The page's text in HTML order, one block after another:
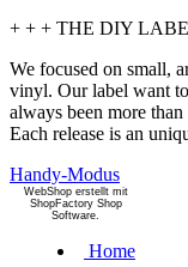
+ + + THE DIY
We focused on small,
vinyl. Our label want
always been more
Each release is an
Handy-Modus
WebShop erstellt mit
ShopFactory Shop
Software.
Home